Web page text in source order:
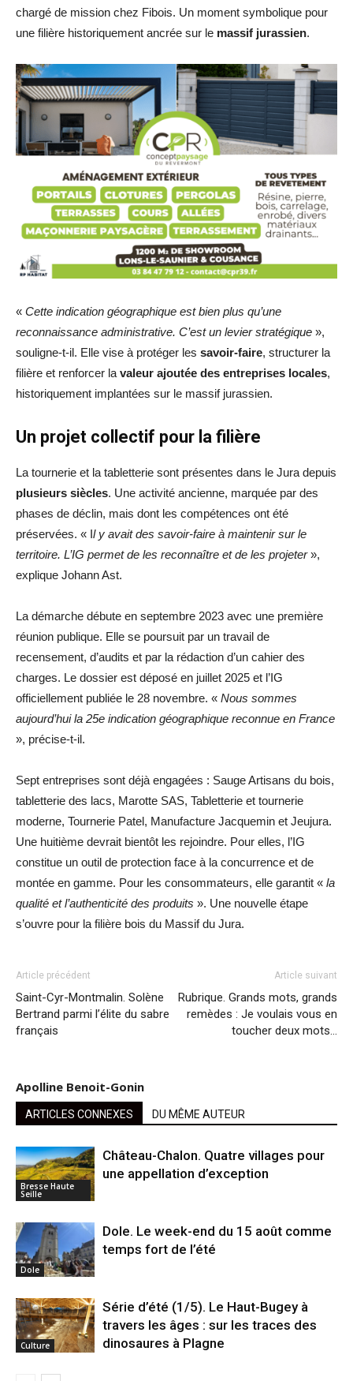
chargé de mission chez Fibois. Un moment symbolique pour
une filière historiquement ancrée sur le massif jurassien.
« Cette indication géographique est bien plus qu’une
reconnaissance administrative. C’est un levier stratégique »,
souligne-t-il. Elle vise à protéger les savoir-faire, structurer la
filière et renforcer la valeur ajoutée des entreprises locales,
historiquement implantées sur le massif jurassien.
Un projet collectif pour la filière
La tournerie et la tabletterie sont présentes dans le Jura depuis
plusieurs siècles. Une activité ancienne, marquée par des
phases de déclin, mais dont les compétences ont été
préservées. « Il y avait des savoir-faire à maintenir sur le
territoire. L’IG permet de les reconnaître et de les projeter»,
explique Johann Ast.
La démarche débute en septembre 2023 avec une première
réunion publique. Elle se poursuit par un travail de
recensement, d’audits et par la rédaction d’un cahier des
charges. Le dossier est déposé en juillet 2025 et l’IG
officiellement publiée le 28 novembre. « Nous sommes
aujourd’hui la 25e indication géographique reconnue en France
», précise-t-il.
Sept entreprises sont déjà engagées : Sauge Artisans du bois,
tabletterie des lacs, Marotte SAS, Tabletterie et tournerie
moderne, Tournerie Patel, Manufacture Jacquemin et Jeujura.
Une huitième devrait bientôt les rejoindre. Pour elles, l’IG
constitue un outil de protection face à la concurrence et de
montée en gamme. Pour les consommateurs, elle garantit « la
qualité et l’authenticité des produits ». Une nouvelle étape
s’ouvre pour la filière bois du Massif du Jura.
Article précédent
Saint-Cyr-Montmalin. Solène
Bertrand parmi l’élite du sabre
français
Article suivant
Rubrique. Grands mots, grands
remèdes : Je voulais vous en
toucher deux mots…
Apolline Benoit-Gonin
ARTICLES CONNEXES DU MÊME AUTEUR
Bresse Haute
Seille
Château-Chalon. Quatre villages pour
une appellation d’exception
Dole
Dole. Le week-end du 15 août comme
temps fort de l’été
Culture
Série d’été (1/5). Le Haut-Bugey à
travers les âges : sur les traces des
dinosaures à Plagne